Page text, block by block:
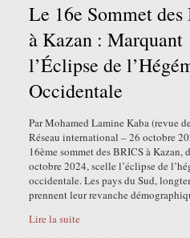
Le 16e Sommet
à Kazan : Marquant
l’Éclipse de
Occidentale
Par Mohamed Lamine Kaba (revue
Réseau international – 26 octobre
16ème sommet des BRICS à Kazan,
octobre 2024, scelle l’éclipse de
occidentale. Les pays du Sud,
prennent leur revanche
Lire la suite